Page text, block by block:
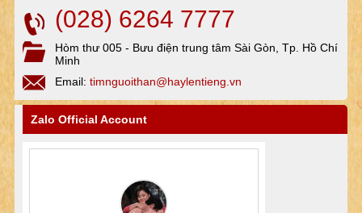
(028) 6264 7777
Hòm thư 005 - Bưu điện trung tâm Sài Gòn, Tp. Hồ Chí
Minh
Email: timnguoithan@haylentieng.vn
Zalo Official Account